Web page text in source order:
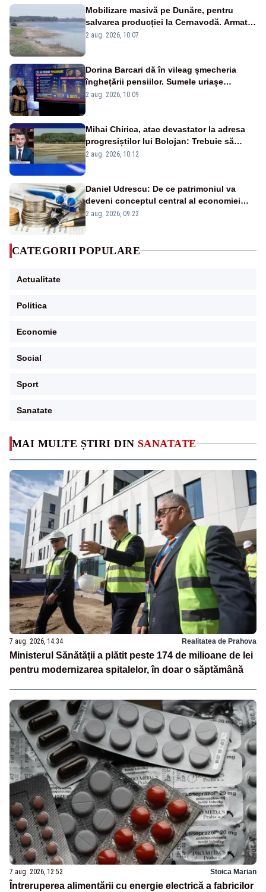
MAI MULTE ȘTIRI DIN SANATATE
7 aug. 2026, 14:34 Realitatea de Prahova
Ministerul Sănătății a plătit peste 174 de milioane de lei
pentru modernizarea spitalelor, în doar o săptămână
7 aug. 2026, 12:52 Stoica Marian
Întreruperea alimentării cu energie electrică a fabricilor
Mobilizare masivă pe Dunăre, pentru
salvarea producției la Cernavodă. Armata
va detona o stâncă și va devia apa
2 aug. 2026, 10:07
Dorina Barcari dă în vileag șmecheria
înghețării pensiilor. Sumele uriașe
pierdute de fiecare român
2 aug. 2026, 10:09
Mihai Chirica, atac devastator la adresa
progresiștilor lui Bolojan: Trebuie să
protejăm și natura, dar nu șținem omaneii
2 aug. 2026, 10:12
Daniel Udrescu: De ce patrimoniul va
deveni conceptul central al economiei
viitoare?
2 aug. 2026, 09:22
CATEGORII POPULARE
Actualitate
Politica
Economie
Social
Sport
Sanatate